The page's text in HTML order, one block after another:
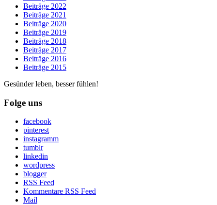
Beiträge 2022
Beiträge 2021
Beiträge 2020
Beiträge 2019
Beiträge 2018
Beiträge 2017
Beiträge 2016
Beiträge 2015
Gesünder leben, besser fühlen!
Folge uns
facebook
pinterest
instagramm
tumblr
linkedin
wordpress
blogger
RSS Feed
Kommentare RSS Feed
Mail